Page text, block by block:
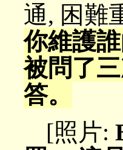
通, 困難
你維護
被問了
答。
[照片: